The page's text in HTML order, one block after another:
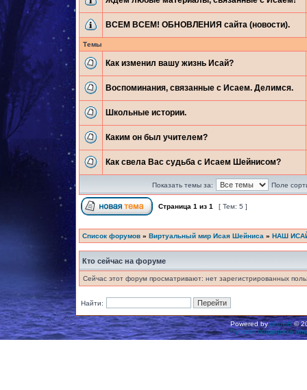
ВСЕМ ВСЕМ! ОБНОВЛЕНИЯ сайта (новости).
Темы
Как изменил вашу жизнь Исай?
Воспоминания, связанные с Исаем. Делимся.
Школьные истории.
Каким он был учителем?
Как свела Вас судьба с Исаем Шейнисом?
Показать темы за: Поле
Страница 1 из 1 [ Тем: 5 ]
Список форумов » Виртуальный мир Исая Шейниса » НАШ
Кто сейчас на форуме
Сейчас этот форум просматривают: нет зарегистрированных
Найти:
Powered byphpBB©
Русская поддержка